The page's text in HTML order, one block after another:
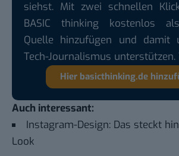
siehst. Mit zwei schnellen
BASIC thinking kostenlos
Quelle hinzufügen und damit
Tech-Journalismus unterstützen.
Hier basicthinking.de
Auch interessant:
Instagram-Design: Das steckt
Look